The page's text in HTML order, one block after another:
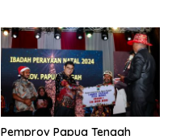
Pemprov Papua Tengah